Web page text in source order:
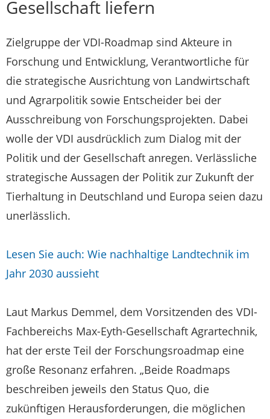
Gesellschaft liefern
Zielgruppe der VDI-Roadmap sind Akteure in
Forschung und Entwicklung, Verantwortliche für
die strategische Ausrichtung von Landwirtschaft
und Agrarpolitik sowie Entscheider bei der
Ausschreibung von Forschungsprojekten. Dabei
wolle der VDI ausdrücklich zum Dialog mit der
Politik und der Gesellschaft anregen. Verlässliche
strategische Aussagen der Politik zur Zukunft der
Tierhaltung in Deutschland und Europa seien dazu
unerlässlich.
Lesen Sie auch: Wie nachhaltige Landtechnik im
Jahr 2030 aussieht
Laut Markus Demmel, dem Vorsitzenden des VDI-
Fachbereichs Max-Eyth-Gesellschaft Agrartechnik,
hat der erste Teil der Forschungsroadmap eine
große Resonanz erfahren. „Beide Roadmaps
beschreiben jeweils den Status Quo, die
zukünftigen Herausforderungen, die möglichen